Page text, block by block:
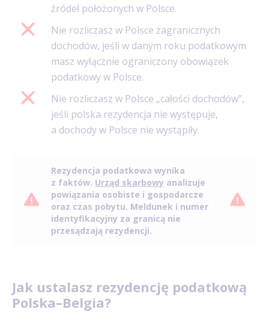
źródeł położonych w Polsce.
Nie rozliczasz w Polsce zagranicznych
dochodów, jeśli w danym roku podatkowym
masz wyłącznie ograniczony obowiązek
podatkowy w Polsce.
Nie rozliczasz w Polsce „całości dochodów”,
jeśli polska rezydencja nie występuje,
a dochody w Polsce nie wystąpiły.
Rezydencja podatkowa wynika
z faktów. Urząd skarbowy analizuje
powiązania osobiste i gospodarcze
oraz czas pobytu. Meldunek i numer
identyfikacyjny za granicą nie
przesądzają rezydencji.
Jak ustalasz rezydencję podatkową
Polska–Belgia?